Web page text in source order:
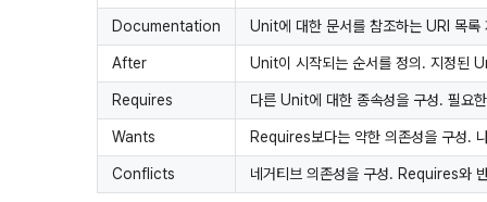
Documentation Unit에 대한 문서를 참조하는 URI 목록
After Unit이 시작되는 순서를 정의. 지정된
Requires 다른 Unit에 대한 종속성을 구성. 필요
Wants Requires보다는 약한 의존성을 구성.
Conflicts 네거티브 의존성을 구성. Requires와